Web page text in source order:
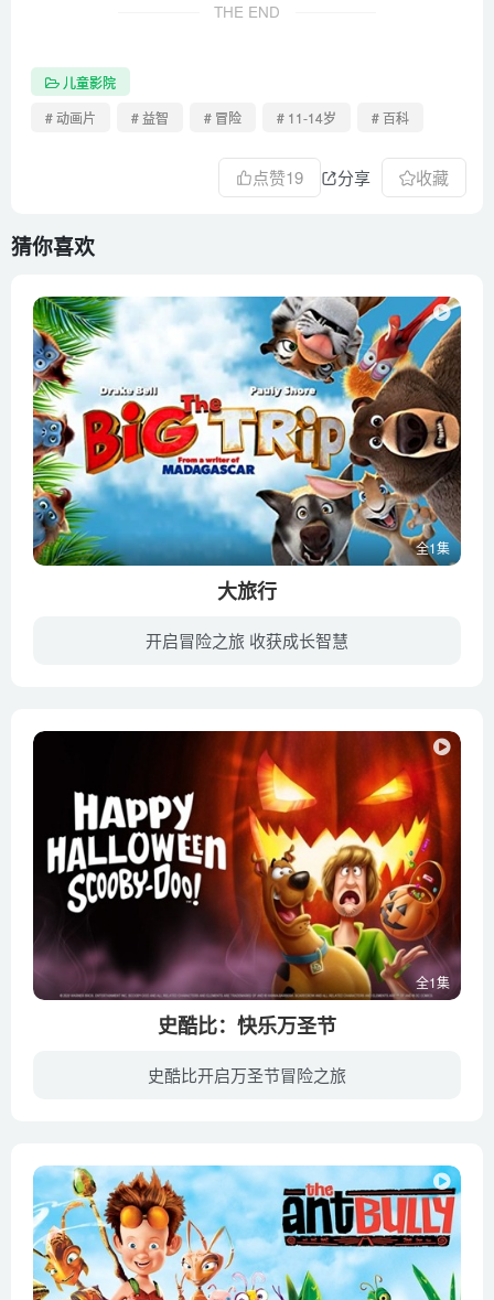
THE END
儿童影院
# 动画片
# 益智 # 冒险 # 11-14岁 # 百科
点赞19 分享 收藏
猜你喜欢
全1集
大旅行
开启冒险之旅 收获成长智慧
全1集
史酷比：快乐万圣节
史酷比开启万圣节冒险之旅